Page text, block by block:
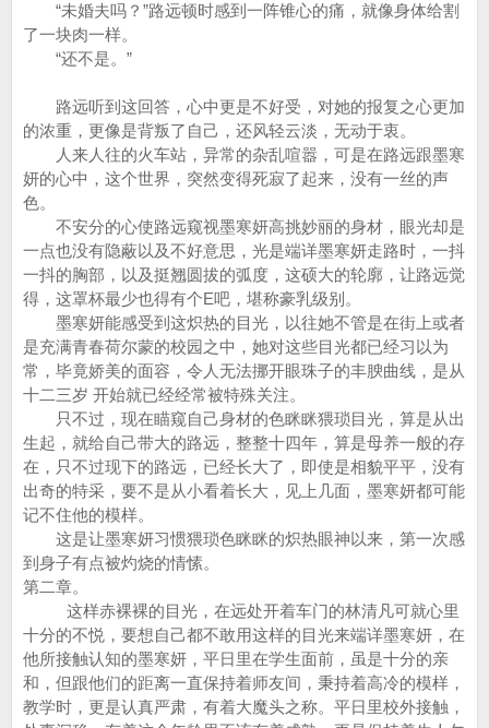
“未婚夫吗？”路远顿时感到一阵锥心的痛，就像身体给割
了一块肉一样。
“还不是。”
路远听到这回答，心中更是不好受，对她的报复之心更加
的浓重，更像是背叛了自己，还风轻云淡，无动于衷。
人来人往的火车站，异常的杂乱喧嚣，可是在路远跟墨寒
妍的心中，这个世界，突然变得死寂了起来，没有一丝的声
色。
不安分的心使路远窥视墨寒妍高挑妙丽的身材，眼光却是
一点也没有隐蔽以及不好意思，光是端详墨寒妍走路时，一抖
一抖的胸部，以及挺翘圆拔的弧度，这硕大的轮廓，让路远觉
得，这罩杯最少也得有个E吧，堪称豪乳级别。
墨寒妍能感受到这炽热的目光，以往她不管是在街上或者
是充满青春荷尔蒙的校园之中，她对这些目光都已经习以为
常，毕竟娇美的面容，令人无法挪开眼珠子的丰腴曲线，是从
十二三岁 开始就已经经常被特殊关注。
只不过，现在瞄窥自己身材的色眯眯猥琐目光，算是从出
生起，就给自己带大的路远，整整十四年，算是母养一般的存
在，只不过现下的路远，已经长大了，即使是相貌平平，没有
出奇的特采，要不是从小看着长大，见上几面，墨寒妍都可能
记不住他的模样。
这是让墨寒妍习惯猥琐色眯眯的炽热眼神以来，第一次感
到身子有点被灼烧的情愫。
第二章。
这样赤裸裸的目光，在远处开着车门的林清凡可就心里
十分的不悦，要想自己都不敢用这样的目光来端详墨寒妍，在
他所接触认知的墨寒妍，平日里在学生面前，虽是十分的亲
和，但跟他们的距离一直保持着师友间，秉持着高冷的模样，
教学时，更是认真严肃，有着大魔头之称。平日里校外接触，